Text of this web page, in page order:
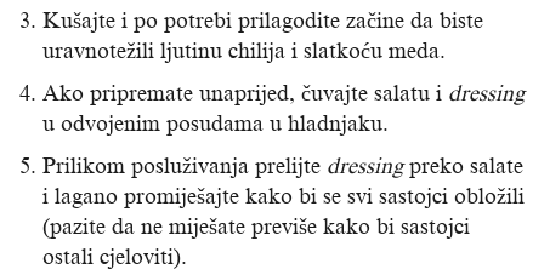
Kušajte i po potrebi prilagodite začine da biste
uravnotežili ljutinu chilija i slatkoću meda.
Ako pripremate unaprijed, čuvajte salatu i dressing
u odvojenim posudama u hladnjaku.
Prilikom posluživanja prelijte dressingpreko salate
i lagano promiješajte kako bi se svi sastojci obložili
(pazite da ne miješate previše kako bi sastojci
ostali cjeloviti).